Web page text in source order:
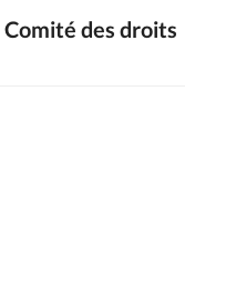
Comité des droits